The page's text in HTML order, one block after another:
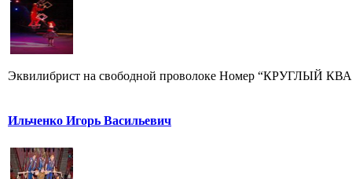
Эквилибрист на свободной проволоке Номер “КРУГЛЫЙ
Ильченко Игорь Васильевич